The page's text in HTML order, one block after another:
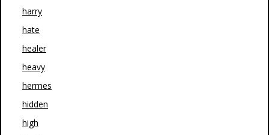
harry
hate
healer
heavy
hermes
hidden
high